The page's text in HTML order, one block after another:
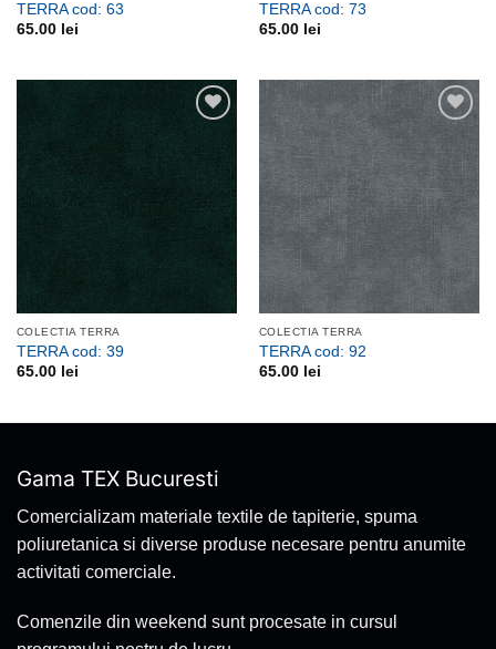
TERRA cod: 63
65.00 lei
TERRA cod: 73
65.00 lei
COLECTIA TERRA
TERRA cod: 39
65.00 lei
Adauga
la
COLECTIA TERRA
TERRA cod: 92
65.00 lei
Gama TEX Bucuresti
Comercializam materiale textile de tapiterie, spuma
poliuretanica si diverse produse necesare pentru anumite
activitati comerciale.
Comenzile din weekend sunt procesate in cursul